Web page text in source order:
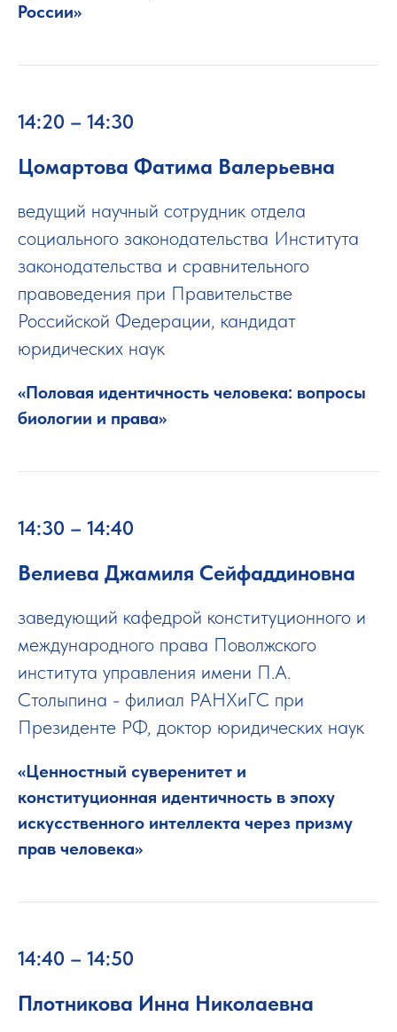
России»
14:20 – 14:30
Цомартова Фатима Валерьевна
ведущий научный сотрудник отдела
социального законодательства Института
законодательства и сравнительного
правоведения при Правительстве
Российской Федерации, кандидат
юридических наук
«Половая идентичность человека: вопросы
биологии и права»
14:30 – 14:40
Велиева Джамиля Сейфаддиновна
заведующий кафедрой конституционного и
международного права Поволжского
института управления имени П.А.
Столыпина - филиал РАНХиГС при
Президенте РФ, доктор юридических наук
«Ценностный суверенитет и
конституционная идентичность в эпоху
искусственного интеллекта через призму
прав человека»
14:40 – 14:50
Плотникова Инна Николаевна